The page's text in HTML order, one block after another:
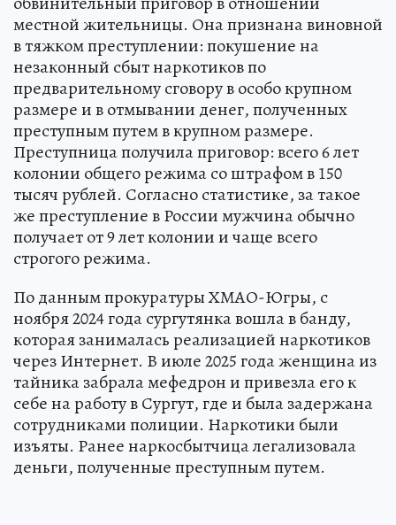
местной жительницы. Она признана виновной
в тяжком преступлении: покушение на
незаконный сбыт наркотиков по
предварительному сговору в особо крупном
размере и в отмывании денег, полученных
преступным путем в крупном размере.
Преступница получила приговор: всего 6 лет
колонии общего режима со штрафом в 150
тысяч рублей. Согласно статистике, за такое
же преступление в России мужчина обычно
получает от 9 лет колонии и чаще всего
строгого режима.
По данным прокуратуры ХМАО-Югры, с
ноября 2024 года сургутянка вошла в банду,
которая занималась реализацией наркотиков
через Интернет. В июле 2025 года женщина из
тайника забрала мефедрон и привезла его к
себе на работу в Сургут, где и была задержана
сотрудниками полиции. Наркотики были
изъяты. Ранее наркосбытчица легализовала
деньги, полученные преступным путем.